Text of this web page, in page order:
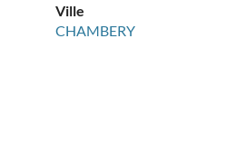
Ville
CHAMBERY